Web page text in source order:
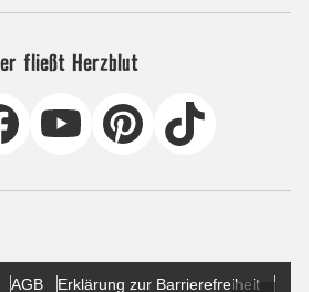
fließt Herzblut
AGB Erklärung zur Barrierefreiheit